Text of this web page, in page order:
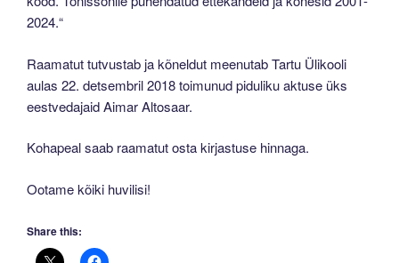
2024.“
Raamatut tutvustab ja kõneldut meenutab Tartu Ülikooli
aulas 22. detsembril 2018 toimunud piduliku aktuse üks
eestvedajaid Aimar Altosaar.
Kohapeal saab raamatut osta kirjastuse hinnaga.
Ootame kõiki huvilisi!
Share this: